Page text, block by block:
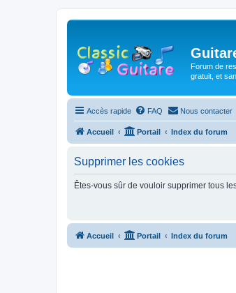
Forum de
gratuit, et
Accès rapide FAQ Nous contacter
Accueil Portail Index du forum
Supprimer les cookies
Êtes-vous sûr de vouloir supprimer tous
Accueil Portail Index du forum